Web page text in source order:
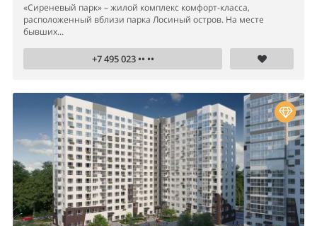
«Сиреневый парк» – жилой комплекс комфорт-класса,
расположенный вблизи парка Лосиный остров. На месте
бывших...
+7 495 023 •• ••